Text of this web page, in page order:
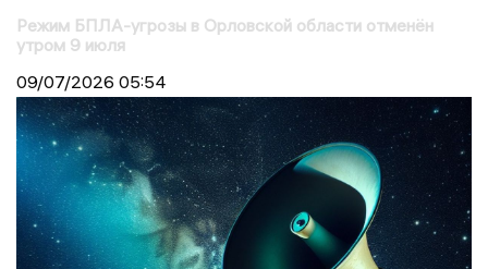
Режим БПЛА-угрозы в Орловской области отменён
утром 9 июля
09/07/2026 05:54